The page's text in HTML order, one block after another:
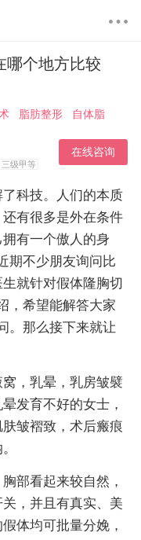
哪个地方比较
脂肪整形
自体脂
三级甲等
在线咨询
科技。人们的本质
有很多是外在条件
有一个傲人的身
期不少朋友询问比
就针对假体隆胸切
，希望能解答大家
。那么接下来就让
，乳晕，乳房皱襞
发育不好的女士，
皱褶致，术后瘢痕
部看起来较自然，
，并且有真实、美
体均可批量分娩，